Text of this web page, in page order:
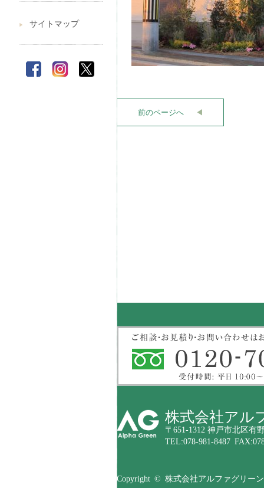
▶︎ サイトマップ
前のページへ ◀︎
株式会社アル
〒651-1312 神戸市北区有
TEL:078-981-8487
Copyright © 株式会社アルファグリーン